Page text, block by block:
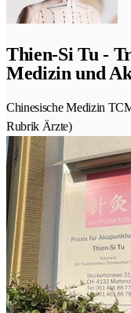
Thien-Si Tu -
Medizin und
Chinesische Medizin
Rubrik Ärzte)